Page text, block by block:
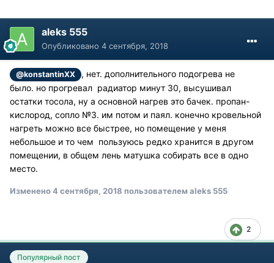
aleks 555
Опубликовано 4 сентября, 2018
@konstantinXX
, нет. дополнительного подогрева не
было. но прогревал радиатор минут 30, высушивал
остатки тосола, ну а основной нагрев это бачек. пропан-
кислород, сопло №3. им потом и паял. конечно кровельной
нагреть можно все быстрее, но помещение у меня
небольшое и то чем пользуюсь редко хранится в другом
помещении, в общем лень матушка собирать все в одно
место.
Изменено4 сентября, 2018 пользователем aleks 555
2
Популярный пост